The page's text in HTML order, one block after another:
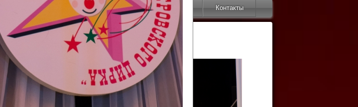
Арт-монитор Арт-прожектор Инфо Контакты
РЕСПУБЛИКИ"